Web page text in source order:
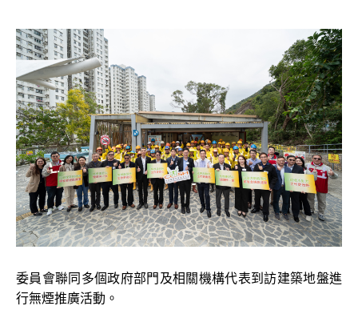
委員會聯同多個政府部門及相關機構代表到訪建築地盤進
行無煙推廣活動。